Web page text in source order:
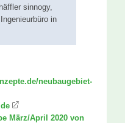
sinnogy,
in
neubaugebiet-
März/April 2020 von